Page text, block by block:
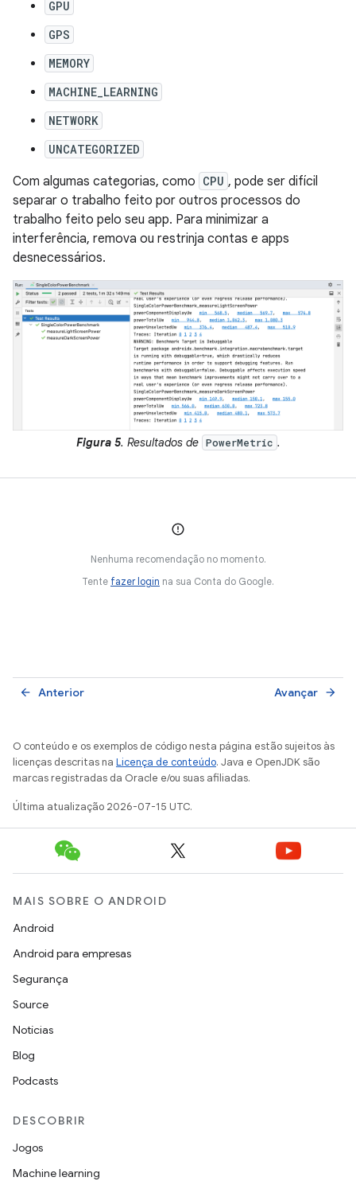
GPU
GPS
MEMORY
MACHINE_LEARNING
NETWORK
UNCATEGORIZED
Com algumas categorias, como CPU , pode ser difícil
separar o trabalho feito por outros processos do
trabalho feito pelo seu app. Para minimizar a
interferência, remova ou restrinja contas e apps
desnecessários.
Figura 5. Resultados de PowerMetric .
Nenhuma recomendação no momento.
Tente fazer login na sua Conta do Google.
Anterior
arrow_back Avançar arrow_forward
O conteúdo e os exemplos de código nesta página estão sujeitos às
licenças descritas na Licença de conteúdo. Java e OpenJDK são
marcas registradas da Oracle e/ou suas afiliadas.
Última atualização 2026-07-15 UTC.
MAIS SOBRE O ANDROID
Android
Android para empresas
Segurança
Source
Notícias
Blog
Podcasts
DESCOBRIR
Jogos
Machine learning